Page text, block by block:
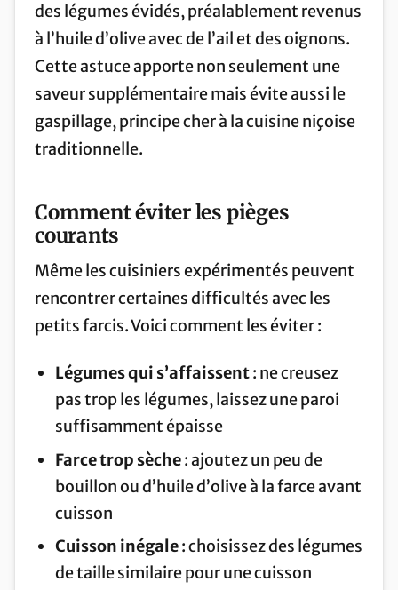
des légumes évidés, préalablement revenus
à l’huile d’olive avec de l’ail et des oignons.
Cette astuce apporte non seulement une
saveur supplémentaire mais évite aussi le
gaspillage, principe cher à la cuisine niçoise
traditionnelle.
Comment éviter les pièges
courants
Même les cuisiniers expérimentés peuvent
rencontrer certaines difficultés avec les
petits farcis. Voici comment les éviter :
Légumes qui s’affaissent: ne creusez
pas trop les légumes, laissez une paroi
suffisamment épaisse
Farce trop sèche: ajoutez un peu de
bouillon ou d’huile d’olive à la farce avant
cuisson
Cuisson inégale: choisissez des légumes
de taille similaire pour une cuisson